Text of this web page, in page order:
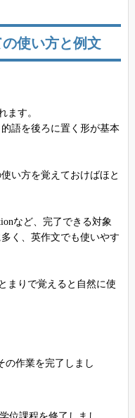
使い方と例文
ます。
語を後ろに置く形が基本
い方を覚えておけばほと
など、完了できる対象
く、英作文でも使いやす
まりで覚えると自然に使
の作業を完了しまし